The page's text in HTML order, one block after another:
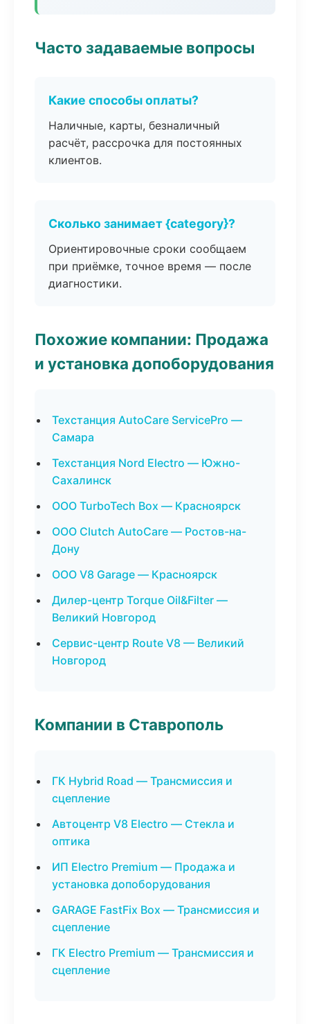
Часто задаваемые вопросы
Какие способы оплаты?
Наличные, карты, безналичный
расчёт, рассрочка для постоянных
клиентов.
Сколько занимает {category}?
Ориентировочные сроки сообщаем
при приёмке, точное время — после
диагностики.
Похожие компании: Продажа
и установка допоборудования
Техстанция AutoCare ServicePro —
Самара
Техстанция Nord Electro — Южно-
Сахалинск
ООО TurboTech Box — Красноярск
ООО Clutch AutoCare — Ростов-на-
Дону
ООО V8 Garage — Красноярск
Дилер-центр Torque Oil&Filter —
Великий Новгород
Сервис-центр Route V8 — Великий
Новгород
Компании в Ставрополь
ГК Hybrid Road — Трансмиссия и
сцепление
Автоцентр V8 Electro — Стекла и
оптика
ИП Electro Premium — Продажа и
установка допоборудования
GARAGE FastFix Box — Трансмиссия и
сцепление
ГК Electro Premium — Трансмиссия и
сцепление